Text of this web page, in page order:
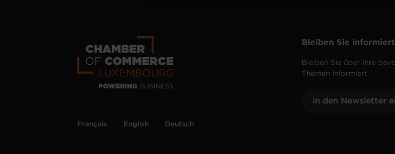
Français English Deutsch
Bleiben Sie informiert
Bleiben Sie über Ihre
Themen informiert.
In den Newsletter